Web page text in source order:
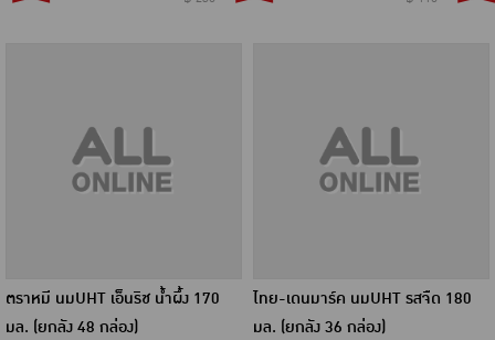
ตราหมี นมUHT เอ็นริช น้ำผึ้ง 170
มล. (ยกลัง 48 กล่อง)
ไทย-เดนมาร์ค นมUHT รสจืด 180
มล. (ยกลัง 36 กล่อง)